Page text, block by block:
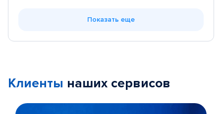
Показать еще
Клиенты наших сервисов